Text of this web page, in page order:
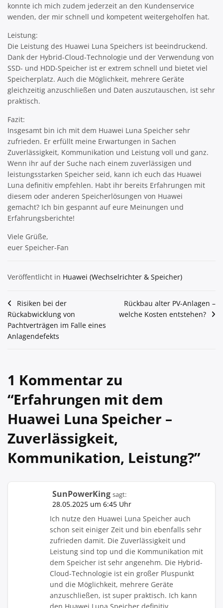
konnte ich mich zudem jederzeit an den Kundenservice
wenden, der mir schnell und kompetent weitergeholfen hat.
Leistung:
Die Leistung des Huawei Luna Speichers ist beeindruckend.
Dank der Hybrid-Cloud-Technologie und der Verwendung von
SSD- und HDD-Speicher ist er extrem schnell und bietet viel
Speicherplatz. Auch die Möglichkeit, mehrere Geräte
gleichzeitig anzuschließen und Daten auszutauschen, ist sehr
praktisch.
Fazit:
Insgesamt bin ich mit dem Huawei Luna Speicher sehr
zufrieden. Er erfüllt meine Erwartungen in Sachen
Zuverlässigkeit, Kommunikation und Leistung voll und ganz.
Wenn ihr auf der Suche nach einem zuverlässigen und
leistungsstarken Speicher seid, kann ich euch das Huawei
Luna definitiv empfehlen. Habt ihr bereits Erfahrungen mit
diesem oder anderen Speicherlösungen von Huawei
gemacht? Ich bin gespannt auf eure Meinungen und
Erfahrungsberichte!
Viele Grüße,
euer Speicher-Fan
Veröffentlicht in Huawei (Wechselrichter & Speicher)
Beitragsnavigation
Risiken bei der
Rückabwicklung von
Pachtverträgen im Falle eines
Anlagendefekts
Rückbau alter PV-Anlagen –
welche Kosten entstehen?
1 Kommentar zu
“Erfahrungen mit dem
Huawei Luna Speicher –
Zuverlässigkeit,
Kommunikation, Leistung?”
SunPowerKing sagt:
28.05.2025 um 6:45 Uhr
Ich nutze den Huawei Luna Speicher auch
schon seit einiger Zeit und bin ebenfalls sehr
zufrieden damit. Die Zuverlässigkeit und
Leistung sind top und die Kommunikation mit
dem Speicher ist sehr angenehm. Die Hybrid-
Cloud-Technologie ist ein großer Pluspunkt
und die Möglichkeit, mehrere Geräte
anzuschließen, ist super praktisch. Ich kann